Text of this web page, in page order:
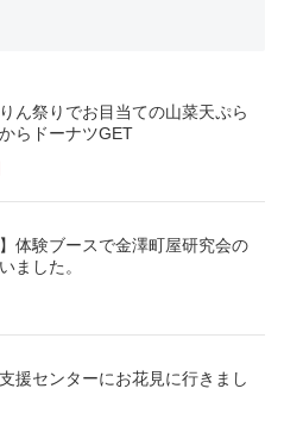
ん祭りでお目当ての山菜天ぷら
らドーナツGET
】体験ブースで金澤町屋研究会の
ました。
援センターにお花見に行きまし